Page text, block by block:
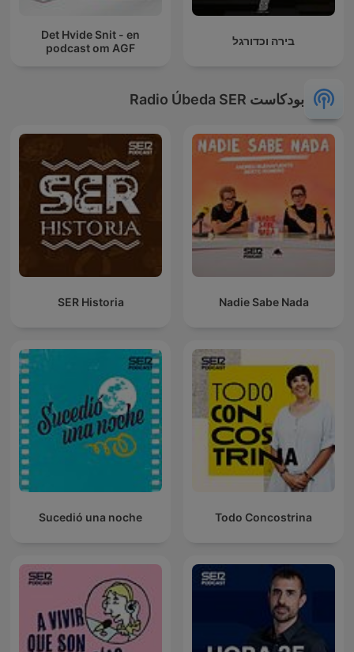
בירה וכדורגל
Det Hvide Snit - en
podcast om AGF
بودكاست Radio Úbeda SER
Nadie Sabe Nada
SER Historia
Todo Concostrina
Sucedió una noche